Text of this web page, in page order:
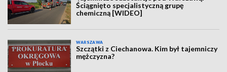
Ściągnięto specjalistyczną grupę
chemiczną [WIDEO]
WARSZAWA
Szczątki z Ciechanowa. Kim był tajemniczy
mężczyzna?